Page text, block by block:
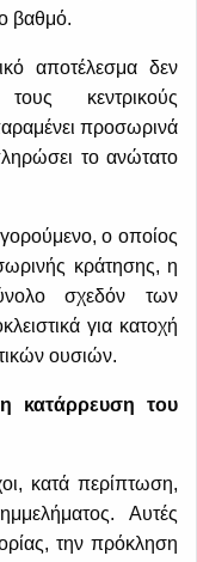
βαθμό.
αποτέλεσμα δεν
κεντρικούς
προσωρινά
το ανώτατο
ο οποίος
κράτησης, η
σχεδόν των
για κατοχή
ουσιών.
κατάρρευση του
κατά περίπτωση,
Αυτές
την πρόκληση